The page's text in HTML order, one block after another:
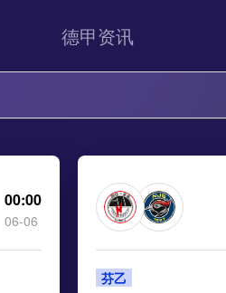
德甲资讯
00:00
06-06
芬乙